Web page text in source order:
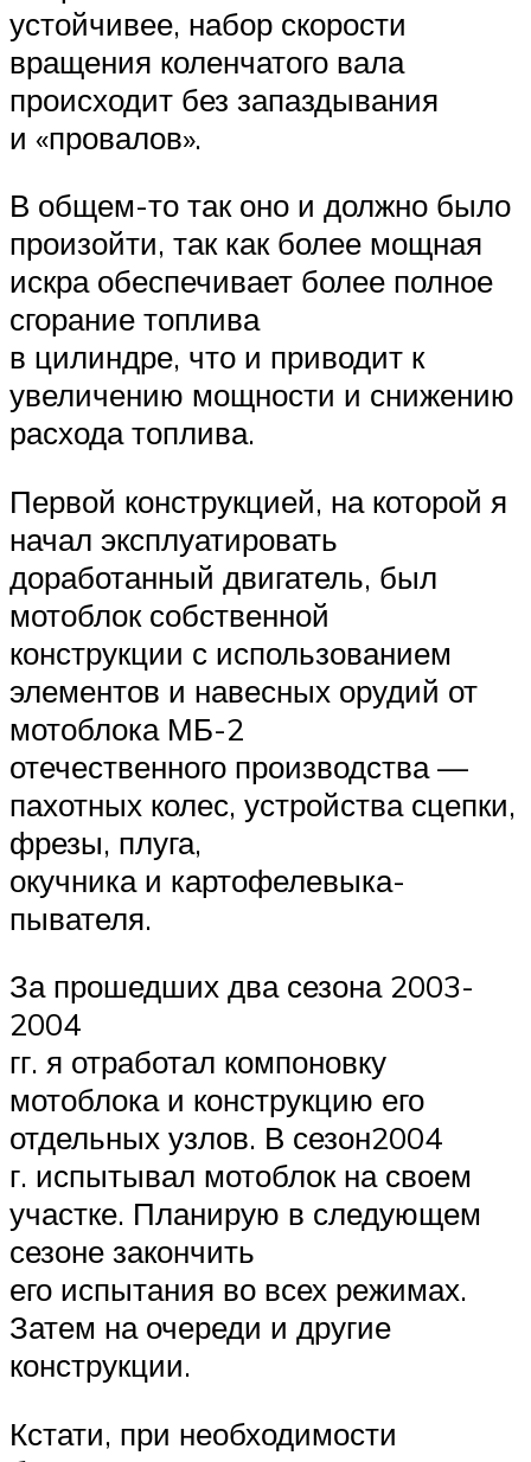
устойчивее, набор скорости
вращения коленчатого вала
происходит без запаздывания
и «провалов».
В общем-то так оно и должно было
произойти, так как более мощная
искра обеспечивает более полное
сгорание топлива
в цилиндре, что и приводит к
увеличению мощности и снижению
расхода топлива.
Первой конструкцией, на которой я
начал эксплуатировать
доработанный двигатель, был
мотоблок собственной
конструкции с использованием
элементов и навесных орудий от
мотоблока МБ-2
отечественного производства —
пахотных колес, устройства сцепки,
фрезы, плуга,
окучника и картофелевыка-
пывателя.
За прошедших два сезона 2003-
2004
гг. я отработал компоновку
мотоблока и конструкцию его
отдельных узлов. В сезон2004
г. испытывал мотоблок на своем
участке. Планирую в следующем
сезоне закончить
его испытания во всех режимах.
Затем на очереди и другие
конструкции.
Кстати, при необходимости